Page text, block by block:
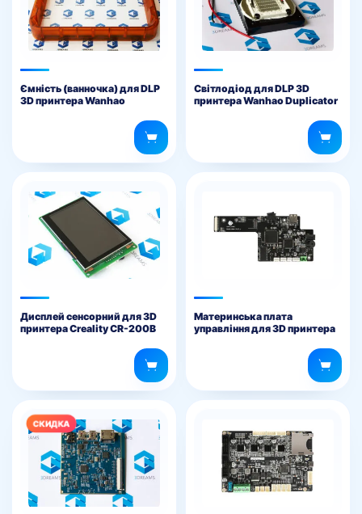
Ємність (ванночка) для DLP
3D принтера Wanhao
Світлодіод для DLP 3D
принтера Wanhao Duplicator
Дисплей сенсорний для 3D
принтера Creality CR-200B
Материнська плата
управління для 3D принтера